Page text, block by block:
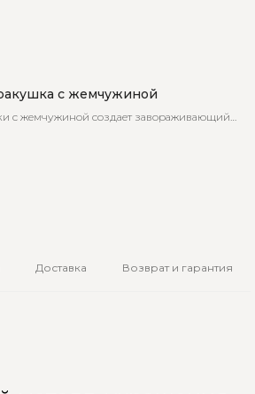
с жемчужиной
с жемчужиной создает завораживающий
Доставка Возврат и гарантия